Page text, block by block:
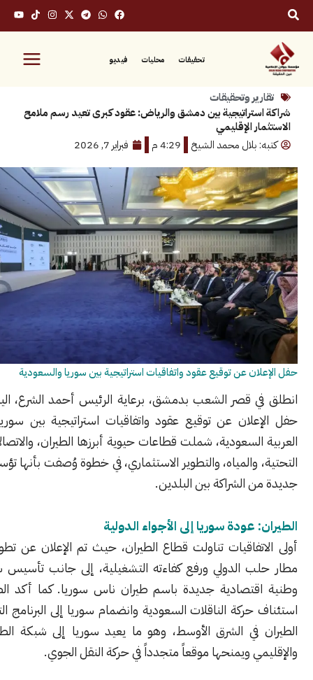
محليات فيديو
وتحقيقات
بين دمشق والرياض: عقود كبرى تعيد رسم ملامح
الإقليمي
بلال محمد الشيخ
4:29 م فبراير 7, 2026
عن توقيع عقود واتفاقيات استراتيجية بين سوريا والسعودية
قصر الشعب بدمشق، برعاية الرئيس أحمد الشرع، اليوم السبت،
عن توقيع عقود واتفاقيات استراتيجية بين سوريا والمملكة
شملت قطاعات حيوية أبرزها الطيران، والاتصالات، والبنية
والمياه، والتطوير الاستثماري، في خطوة وُصفت بأنها تؤسس لمرحلة
الشراكة بين البلدين.
عودة سوريا إلى الأجواء الدولية
تناولت قطاع الطيران، حيث تم الإعلان عن تطوير وتشغيل
الدولي ورفع كفاءته التشغيلية، إلى جانب تأسيس شركة طيران
جديدة باسم طيران ناس سوريا. كما أكد الطرفان على
الناقلات السعودية وانضمام سوريا إلى البرنامج التعاوني لأمن
في الشرق الأوسط، وهو ما يعيد سوريا إلى شبكة الطيران الدولي
ويمنحها موقعاً متجدداً في حركة النقل الجوي.